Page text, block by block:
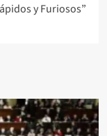
y Furiosos”